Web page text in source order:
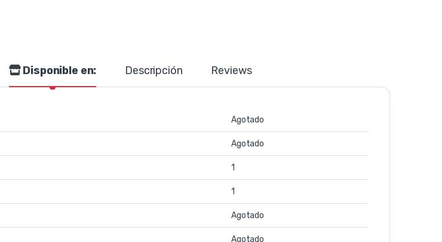
Disponible en: Descripción Reviews
Agotado
Agotado
1
1
Agotado
Agotado